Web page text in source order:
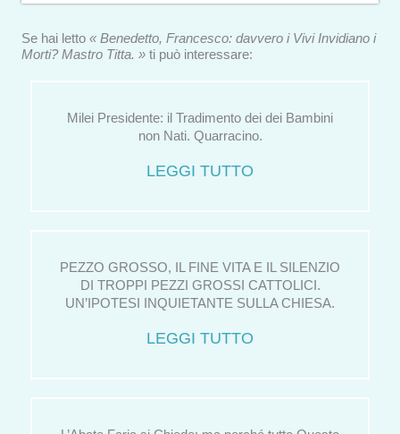
Se hai letto « Benedetto, Francesco: davvero i Vivi Invidiano i
Morti? Mastro Titta. » ti può interessare:
Milei Presidente: il Tradimento dei dei Bambini
non Nati. Quarracino.
LEGGI TUTTO
PEZZO GROSSO, IL FINE VITA E IL SILENZIO
DI TROPPI PEZZI GROSSI CATTOLICI.
UN’IPOTESI INQUIETANTE SULLA CHIESA.
LEGGI TUTTO